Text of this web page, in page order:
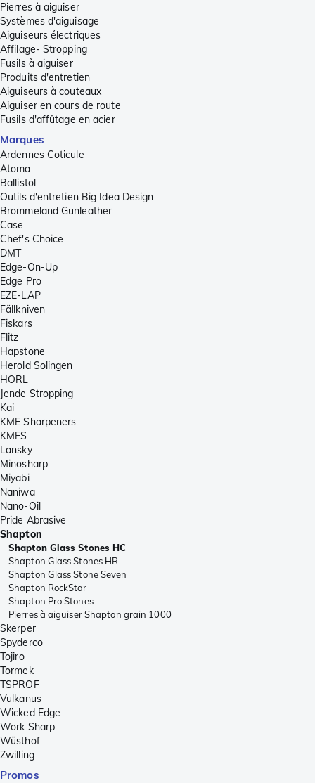
Pierres à aiguiser
Systèmes d'aiguisage
Aiguiseurs électriques
Affilage- Stropping
Fusils à aiguiser
Produits d'entretien
Aiguiseurs à couteaux
Aiguiser en cours de route
Fusils d'affûtage en acier
Marques
Ardennes Coticule
Atoma
Ballistol
Outils d'entretien Big Idea Design
Brommeland Gunleather
Case
Chef's Choice
DMT
Edge-On-Up
Edge Pro
EZE-LAP
Fällkniven
Fiskars
Flitz
Hapstone
Herold Solingen
HORL
Jende Stropping
Kai
KME Sharpeners
KMFS
Lansky
Minosharp
Miyabi
Naniwa
Nano-Oil
Pride Abrasive
Shapton
Shapton Glass Stones HC
Shapton Glass Stones HR
Shapton Glass Stone Seven
Shapton RockStar
Shapton Pro Stones
Pierres à aiguiser Shapton grain 1000
Skerper
Spyderco
Tojiro
Tormek
TSPROF
Vulkanus
Wicked Edge
Work Sharp
Wüsthof
Zwilling
Promos